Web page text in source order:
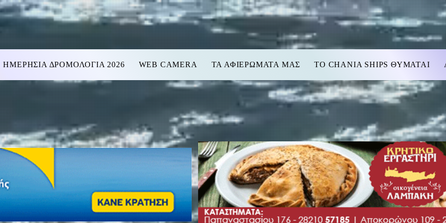
ΗΜΕΡΗΣΙΑ ΔΡΟΜΟΛΟΓΙΑ 2026 WEB CAMERA ΤΑ ΑΦΙΕΡΩΜΑΤΑ ΜΑΣ TO CHANIA SHIPS ΘΥΜΑΤΑΙ